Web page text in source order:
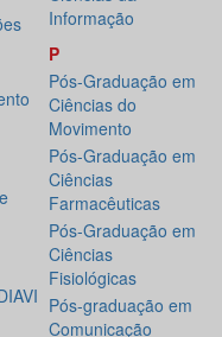
Informação
P
Pós-Graduação em
Ciências do
Movimento
Pós-Graduação em
Ciências
Farmacêuticas
Pós-Graduação em
Ciências
Fisiológicas
Pós-graduação em
Comunicação